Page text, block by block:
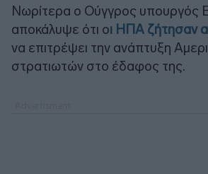
Νωρίτερα ο Ούγγρος υπουργός
αποκάλυψε ότι οι ΗΠΑ ζήτησαν
να επιτρέψει την ανάπτυξη
στρατιωτών στο έδαφος της.